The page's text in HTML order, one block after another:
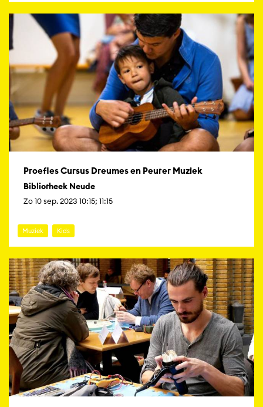
Proefles Cursus Dreumes en Peuter Muziek
Bibliotheek Neude
Zo 10 sep. 2023 10:15; 11:15
Muziek Kids